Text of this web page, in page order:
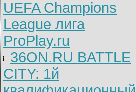
UEFA Champions
League лига
ProPlay.ru
36ON.RU BATTLE
CITY: 1й